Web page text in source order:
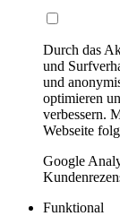
Durch das
und
und
optimieren
verbessern.
Webseite
Google
Funktional